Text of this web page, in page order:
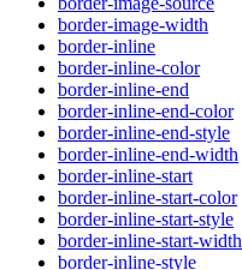
border-image-width
border-inline
border-inline-color
border-inline-end
border-inline-end-color
border-inline-end-style
border-inline-end-width
border-inline-start
border-inline-start-color
border-inline-start-style
border-inline-start-width
border-inline-style